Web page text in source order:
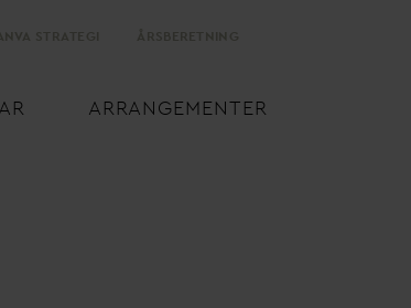
AR ARRANGEMENTER